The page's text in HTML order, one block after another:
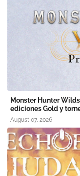
Monster Hunter
ediciones Gold y
August 07, 2026